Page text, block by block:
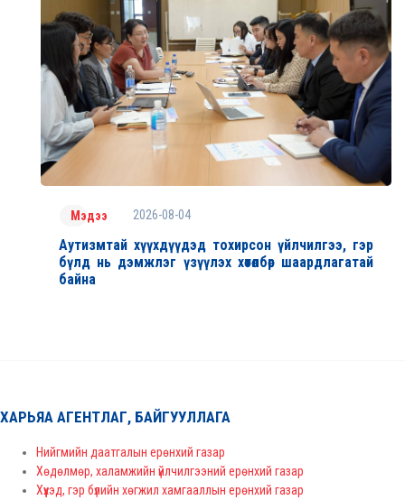
Мэдээ 2026-08-04
Аутизмтай хүүхдүүдэд тохирсон үйлчилгээ, гэр
бүлд нь дэмжлэг үзүүлэх хөтөлбөр шаардлагатай
байна
ХАРЬЯА АГЕНТЛАГ, БАЙГУУЛЛАГА
Нийгмийн даатгалын ерөнхий газар
Хөдөлмөр, халамжийн үйлчилгээний ерөнхий газар
Хүүхэд, гэр бүлийн хөгжил хамгааллын ерөнхий газар